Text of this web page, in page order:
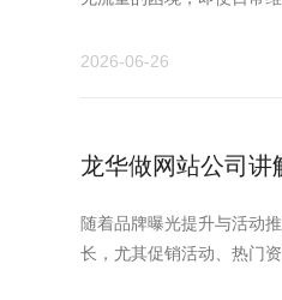
2026-06-26
龙华做网站公司讲
随着品牌曝光提升与活动
长，尤其促销活动、热门